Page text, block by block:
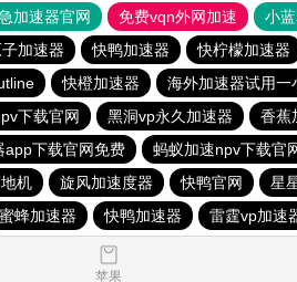
加速器官网 免费vqn外网加速 小
子加速器 快鸭加速器 快柠檬加速器
快橙加速器 海外加速器试用一
下载官网 黑洞vp永久加速器 香蕉
app下载官网免费 蚂蚁加速npv下载官
机 旋风加速度器 快鸭官网 星
蜜蜂加速器 快鸭加速器 雷霆vp加速
苹果